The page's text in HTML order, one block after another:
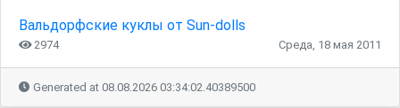
Вальдорфские куклы от Sun-dolls
2974 Среда, 18 мая 2011
Generated at 08.08.2026 03:34:02.40389500